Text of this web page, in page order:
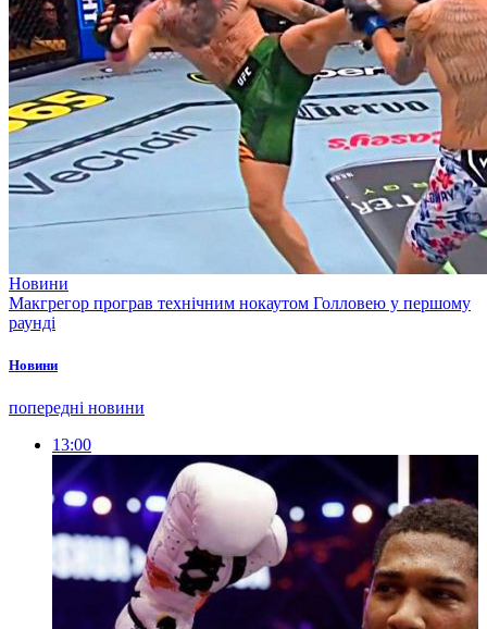
Новини
Макгрегор програв технічним нокаутом Голловею у першому
раунді
Новини
попередні новини
13:00